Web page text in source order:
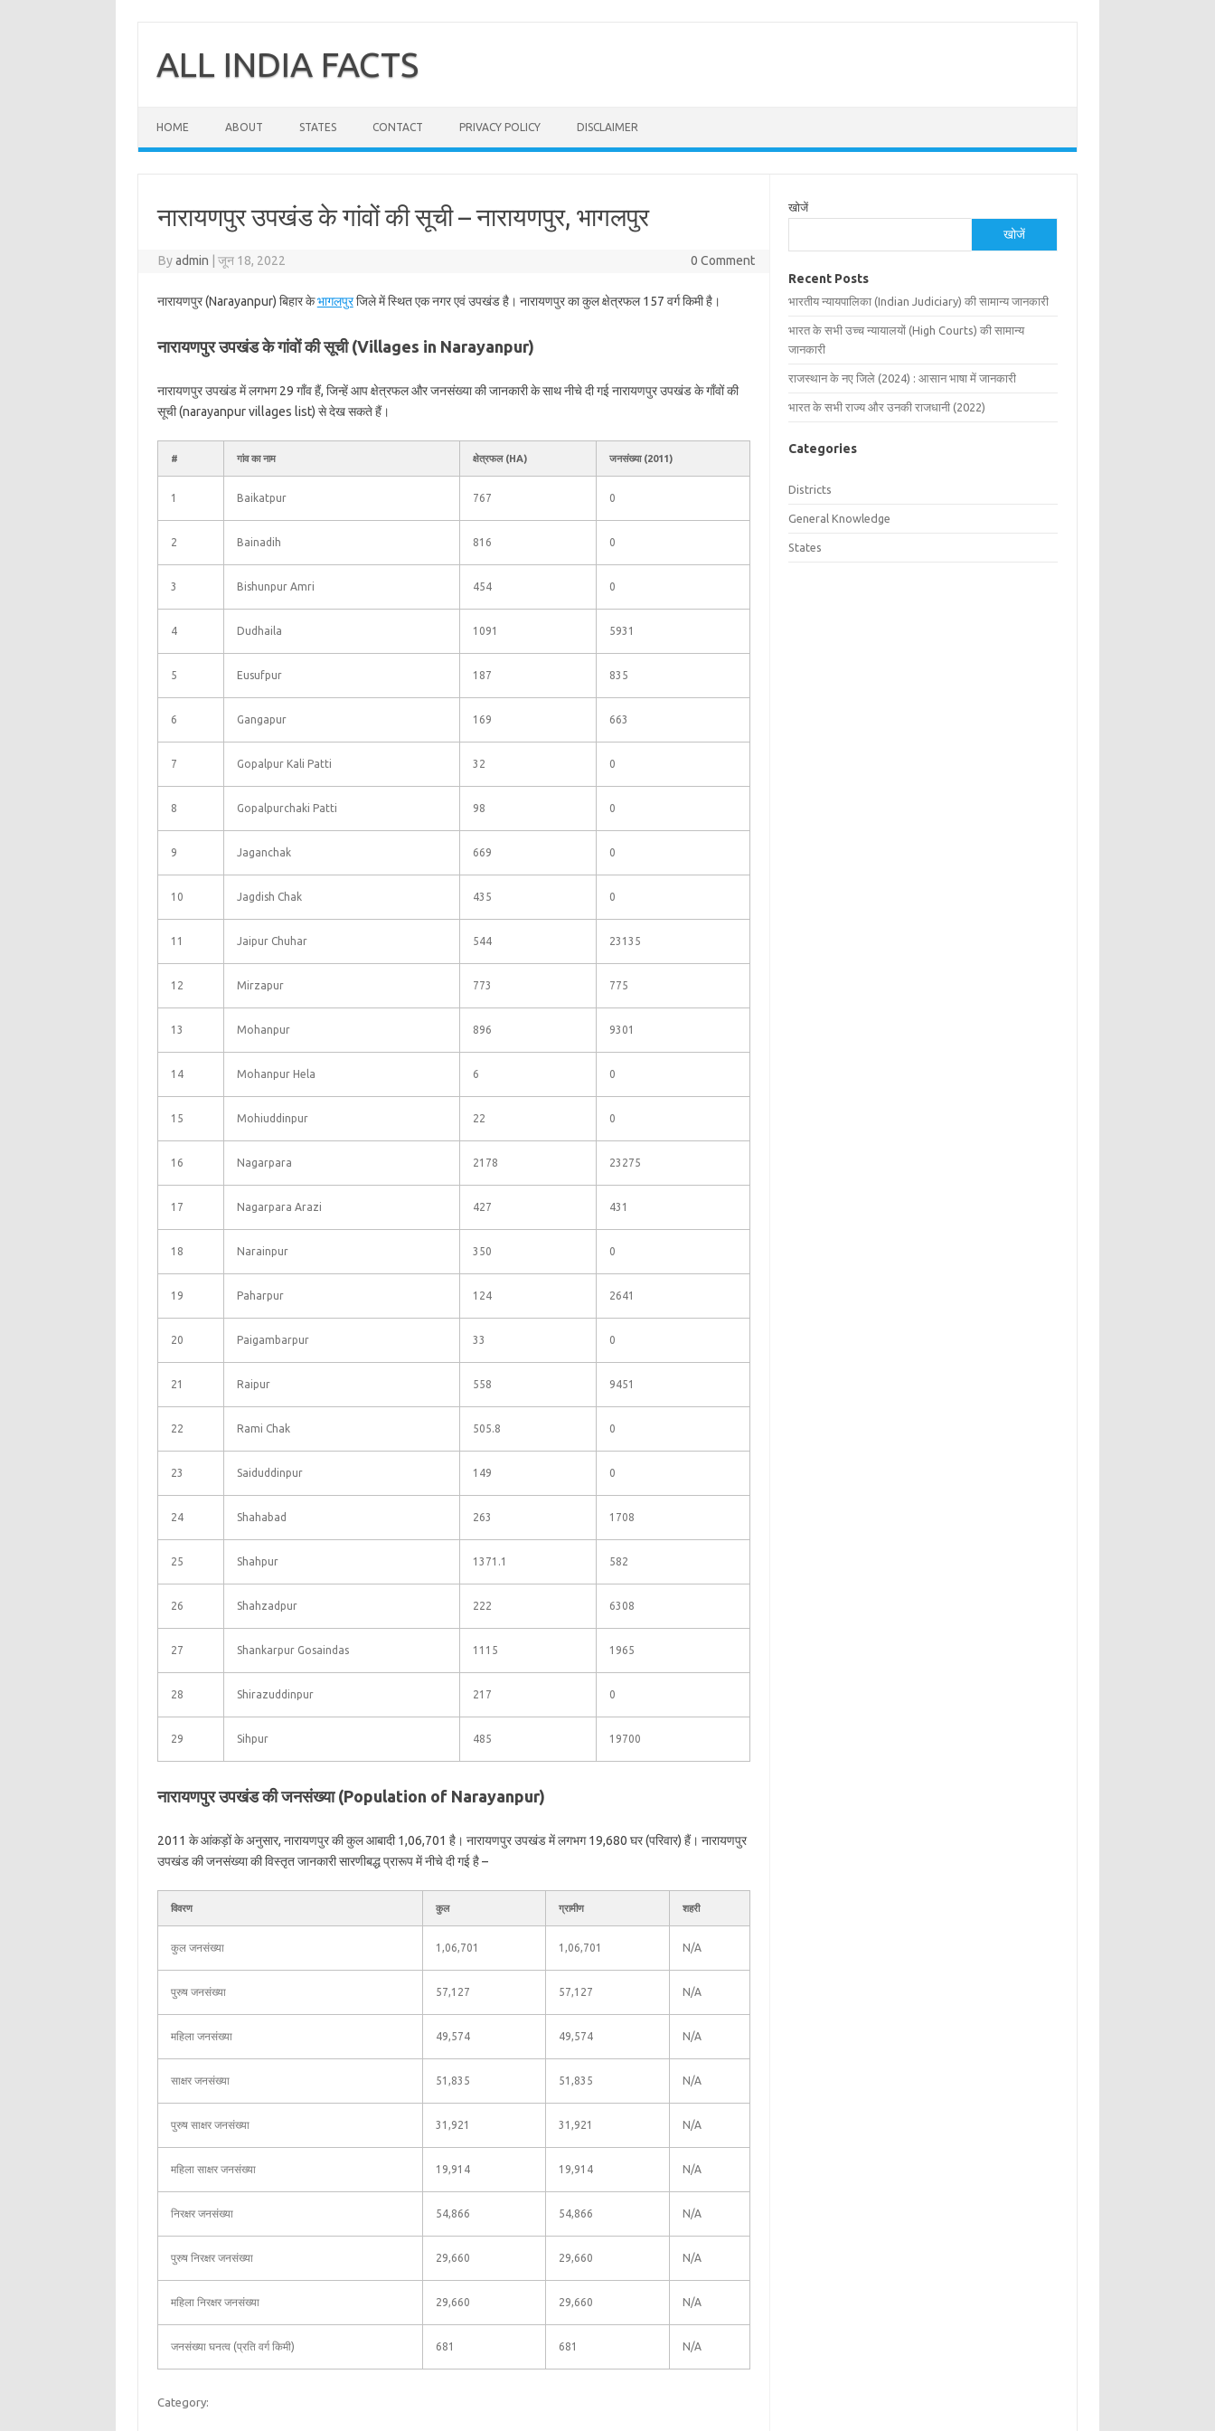
contentALL INDIA FACTS
HOME ABOUT STATES CONTACT PRIVACY POLICY DISCLAIMER
नारायणपुर उपखंड के गांवों की सूची – नारायणपुर, भागलपुर
Byadmin जून 18, 2022 0 Comment
नारायणपुर (Narayanpur) बिहार केभागलपुरजिले में स्थित एक नगर एवं उपखंड है। नारायणपुर का कुल क्षेत्रफल 157 वर्ग किमी है।
नारायणपुर उपखंड के गांवों की सूची (Villages in Narayanpur)
नारायणपुर उपखंड में लगभग 29 गाँव हैं, जिन्हें आप क्षेत्रफल और जनसंख्या की जानकारी के साथ नीचे दी गई नारायणपुर उपखंड के गाँवों की
सूची (narayanpur villages list) से देख सकते हैं।
# गांव का नाम क्षेत्रफल (HA) जनसंख्या (2011)
1 Baikatpur 767 0
2 Bainadih 816 0
3 Bishunpur Amri 454 0
4 Dudhaila 1091 5931
5 Eusufpur 187 835
6 Gangapur 169 663
7 Gopalpur Kali Patti 32 0
8 Gopalpurchaki Patti 98 0
9 Jaganchak 669 0
10 Jagdish Chak 435 0
11 Jaipur Chuhar 544 23135
12 Mirzapur 773 775
13 Mohanpur 896 9301
14 Mohanpur Hela 6 0
15 Mohiuddinpur 22 0
16 Nagarpara 2178 23275
17 Nagarpara Arazi 427 431
18 Narainpur 350 0
19 Paharpur 124 2641
20 Paigambarpur 33 0
21 Raipur 558 9451
22 Rami Chak 505.8 0
23 Saiduddinpur 149 0
24 Shahabad 263 1708
25 Shahpur 1371.1 582
26 Shahzadpur 222 6308
27 Shankarpur Gosaindas 1115 1965
28 Shirazuddinpur 217 0
29 Sihpur 485 19700
नारायणपुर उपखंड की जनसंख्या (Population of Narayanpur)
2011 के आंकड़ों के अनुसार, नारायणपुर की कुल आबादी 1,06,701 है। नारायणपुर उपखंड में लगभग 19,680 घर (परिवार) हैं। नारायणपुर
उपखंड की जनसंख्या की विस्तृत जानकारी सारणीबद्ध प्रारूप में नीचे दी गई है –
विवरण कुल ग्रामीण शहरी
कुल जनसंख्या 1,06,701 1,06,701 N/A
पुरुष जनसंख्या 57,127 57,127 N/A
महिला जनसंख्या 49,574 49,574 N/A
साक्षर जनसंख्या 51,835 51,835 N/A
पुरुष साक्षर जनसंख्या 31,921 31,921 N/A
महिला साक्षर जनसंख्या 19,914 19,914 N/A
निरक्षर जनसंख्या 54,866 54,866 N/A
पुरुष निरक्षर जनसंख्या 29,660 29,660 N/A
महिला निरक्षर जनसंख्या 29,660 29,660 N/A
जनसंख्या घनत्व (प्रति वर्ग किमी) 681 681 N/A
Category:
खोजें
खोजें
Recent Posts
भारतीय न्यायपालिका (Indian Judiciary) की सामान्य जानकारी
भारत के सभी उच्च न्यायालयों (High Courts) की सामान्य
जानकारी
राजस्थान के नए जिले (2024) : आसान भाषा में जानकारी
भारत के सभी राज्य और उनकी राजधानी (2022)
Categories
Districts
General Knowledge
States